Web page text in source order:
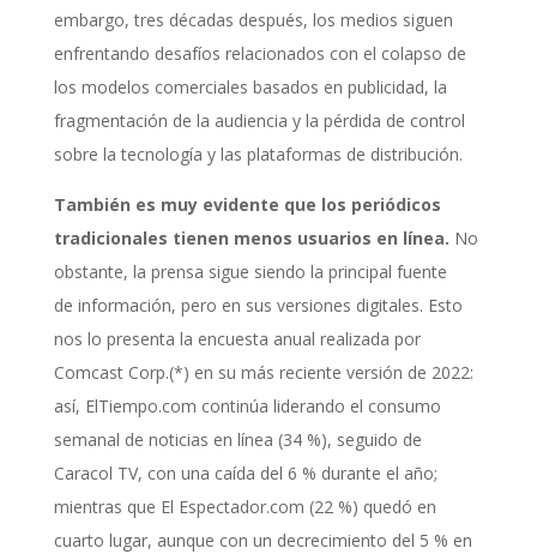
embargo, tres décadas después, los medios siguen
enfrentando desafíos relacionados con el colapso de
los modelos comerciales basados en publicidad, la
fragmentación de la audiencia y la pérdida de control
sobre la tecnología y las plataformas de distribución.
También es muy evidente que los periódicos
tradicionales tienen menos usuarios en línea. No
obstante, la prensa sigue siendo la principal fuente
de información, pero en sus versiones digitales. Esto
nos lo presenta la encuesta anual realizada por
Comcast Corp.(*) en su más reciente versión de 2022:
así, ElTiempo.com continúa liderando el consumo
semanal de noticias en línea (34 %), seguido de
Caracol TV, con una caída del 6 % durante el año;
mientras que El Espectador.com (22 %) quedó en
cuarto lugar, aunque con un decrecimiento del 5 % en